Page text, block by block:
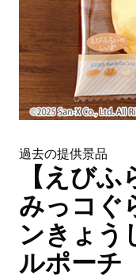
過去の提供景品
【えび
みっコぐ
ンきょう
ルポーチ